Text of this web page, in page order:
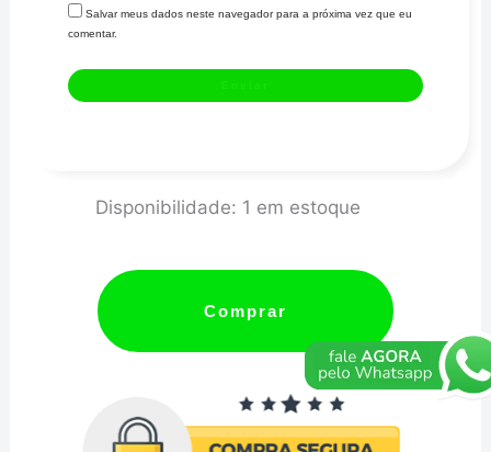
Salvar meus dados neste navegador para a próxima vez que eu
comentar.
Disponibilidade: 1 em estoque
CAB
16V-
MTR
quantidade
Comprar